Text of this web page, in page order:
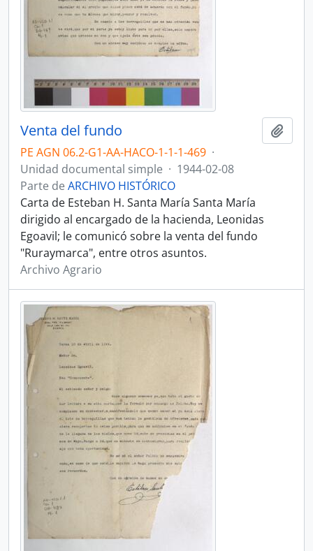
Venta del fundo
PE AGN 06.2-G1-AA-HACO-1-1-1-469 ·
Unidad documental simple · 1944-02-08
Parte de ARCHIVO HISTÓRICO
Carta de Esteban H. Santa María Santa María
dirigido al encargado de la hacienda, Leonidas
Egoavil; le comunicó sobre la venta del fundo
"Ruraymarca", entre otros asuntos.
Archivo Agrario